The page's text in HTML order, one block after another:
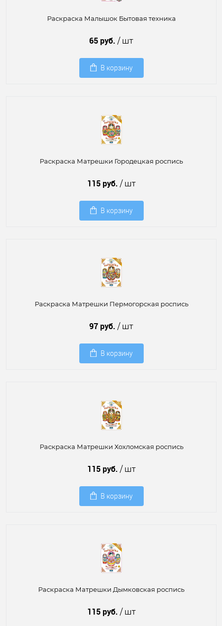
Раскраска Малышок Бытовая техника
65 руб. / шт
В корзину
Раскраска Матрешки Городецкая роспись
115 руб. / шт
В корзину
Раскраска Матрешки Пермогорская роспись
97 руб. / шт
В корзину
Раскраска Матрешки Хохломская роспись
115 руб. / шт
В корзину
Раскраска Матрешки Дымковская роспись
115 руб. / шт